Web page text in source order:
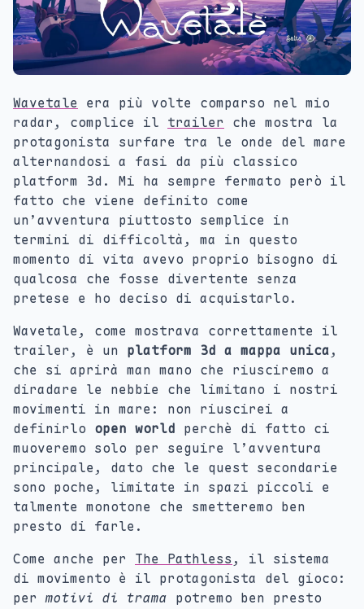
Wavetale era più volte comparso nel mio
radar, complice il trailer che mostra la
protagonista surfare tra le onde del mare
alternandosi a fasi da più classico
platform 3d. Mi ha sempre fermato però il
fatto che viene definito come
un’avventura piuttosto semplice in
termini di difficoltà, ma in questo
momento di vita avevo proprio bisogno di
qualcosa che fosse divertente senza
pretese e ho deciso di acquistarlo.
Wavetale, come mostrava correttamente il
trailer, è un platform 3d a mappa unica,
che si aprirà man mano che riusciremo a
diradare le nebbie che limitano i nostri
movimenti in mare: non riuscirei a
definirlo open world perchè di fatto ci
muoveremo solo per seguire l’avventura
principale, dato che le quest secondarie
sono poche, limitate in spazi piccoli e
talmente monotone che smetteremo ben
presto di farle.
Come anche per The Pathless , il sistema
di movimento è il protagonista del gioco:
permotivi di trama potremo ben presto